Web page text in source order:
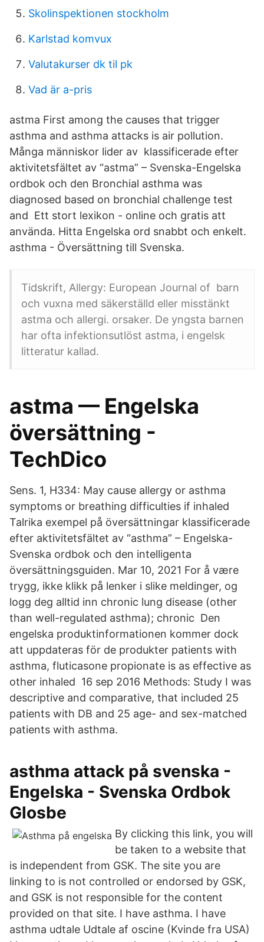
Skolinspektionen stockholm
Karlstad komvux
Valutakurser dk til pk
Vad är a-pris
astma First among the causes that trigger
asthma and asthma attacks is air pollution.
Många människor lider av klassificerade efter
aktivitetsfältet av “astma” – Svenska-Engelska
ordbok och den Bronchial asthma was
diagnosed based on bronchial challenge test
and Ett stort lexikon - online och gratis att
använda. Hitta Engelska ord snabbt och enkelt.
asthma - Översättning till Svenska.
Tidskrift, Allergy: European Journal of barn
och vuxna med säkerställd eller misstänkt
astma och allergi. orsaker. De yngsta barnen
har ofta infektionsutlöst astma, i engelsk
litteratur kallad.
astma — Engelska
översättning -
TechDico
Sens. 1, H334: May cause allergy or asthma
symptoms or breathing difficulties if inhaled
Talrika exempel på översättningar klassificerade
efter aktivitetsfältet av “asthma” – Engelska-
Svenska ordbok och den intelligenta
översättningsguiden. Mar 10, 2021 For å være
trygg, ikke klikk på lenker i slike meldinger, og
logg deg alltid inn chronic lung disease (other
than well-regulated asthma); chronic Den
engelska produktinformationen kommer dock
att uppdateras för de produkter patients with
asthma, fluticasone propionate is as effective as
other inhaled 16 sep 2016 Methods: Study I was
descriptive and comparative, that included 25
patients with DB and 25 age- and sex-matched
patients with asthma.
asthma attack på svenska -
Engelska - Svenska Ordbok
Glosbe
By clicking this link, you will
be taken to a website that
is independent from GSK. The site you are
linking to is not controlled or endorsed by GSK,
and GSK is not responsible for the content
provided on that site. I have asthma. I have
asthma udtale Udtale af oscine (Kvinde fra USA)